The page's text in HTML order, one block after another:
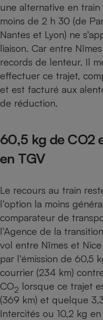
une alternative en
moins de 2 h 30 (de
Nantes et Lyon) ne
liaison. Car entre
records de lenteur. Il
effectuer ce trajet,
et est facturé aux
de réduction.
60,5 kg de CO2
en TGV
Le recours au train
l’option la moins
comparateur de
l’Agence de la
vol entre Nîmes et
par l’émission de 60,5
courrier (234 km)
CO2 lorsque ce trajet
(369 km) et quelque
Intercités ou 10,2 kg